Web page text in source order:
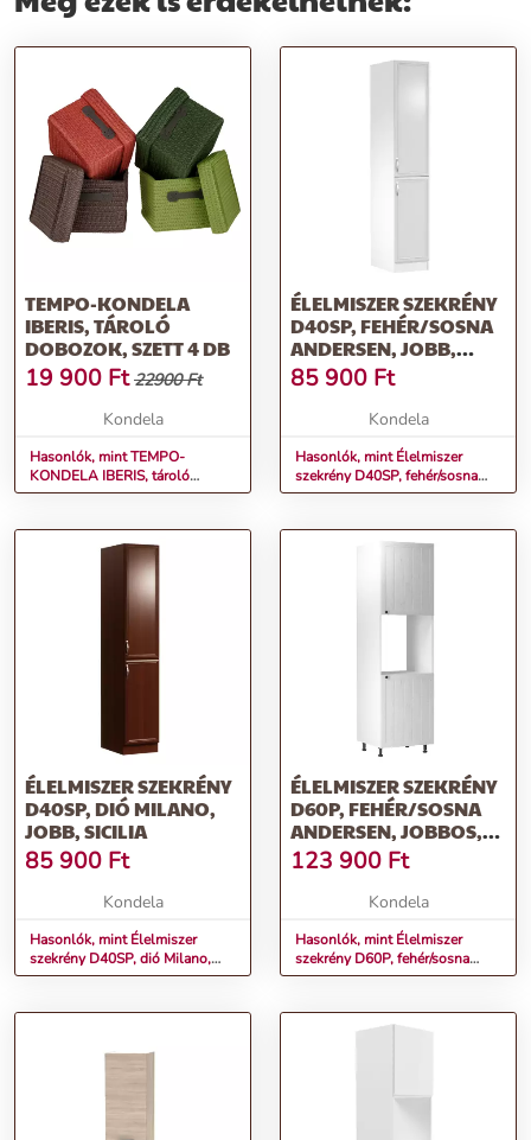
TEMPO-KONDELA
IBERIS, TÁROLÓ
DOBOZOK, SZETT 4 DB
19 900 Ft 22900 Ft
Kondela
Hasonlók, mint TEMPO-
KONDELA IBERIS, tároló
dobozok, szett 4 db
ÉLELMISZER SZEKRÉNY
D40SP, FEHÉR/SOSNA
ANDERSEN, JOBB,
SICILIA
85 900 Ft
Kondela
Hasonlók, mint Élelmiszer
szekrény D40SP, fehér/sosna
Andersen, jobb, SICILIA
ÉLELMISZER SZEKRÉNY
D40SP, DIÓ MILANO,
JOBB, SICILIA
85 900 Ft
Kondela
Hasonlók, mint Élelmiszer
szekrény D40SP, dió Milano,
jobb, SICILIA
ÉLELMISZER SZEKRÉNY
D60P, FEHÉR/SOSNA
ANDERSEN, JOBBOS,
PROVANCE
123 900 Ft
Kondela
Hasonlók, mint Élelmiszer
szekrény D60P, fehér/sosna
andersen, jobbos, PROVANCE